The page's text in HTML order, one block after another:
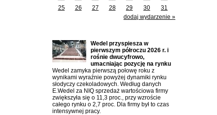
25
26 27 28 29 30
31
dodaj wydarzenie »
Wedel przyspiesza w
pierwszym półroczu 2026 r. i
rośnie dwucyfrowo,
umacniając pozycję na rynku
Wedel zamyka pierwszą połowę roku z
wynikami wyraźnie powyżej dynamiki rynku
słodyczy czekoladowych. Według danych
E.Wedel za NIQ sprzedaż wartościowa firmy
zwiększyła się o 11,3 proc., przy wzroście
całego rynku o 2,7 proc. Dla firmy był to czas
intensywnej pracy.